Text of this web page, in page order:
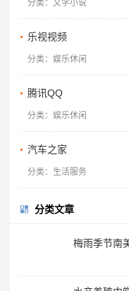
分类：文学小说
乐视视频
分类：娱乐休闲
腾讯QQ
分类：娱乐休闲
汽车之家
分类：生活服务
分类文章
梅雨季节南